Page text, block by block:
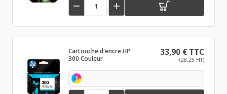
 
Cartouche d'encre HP
300 Couleur
33,90 € TTC
(28,25 HT)
1